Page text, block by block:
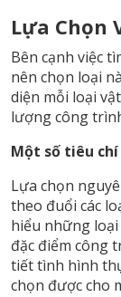
Lựa Chọn
Bên cạnh việc
nên chọn loại
diện mỗi loại
lượng công
Một số tiêu
Lựa chọn
theo đuổi các
hiểu những
đặc điểm công
tiết tình hình
chọn được cho